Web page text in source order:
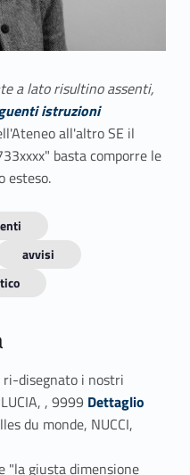
a lato risultino assenti,
istruzioni
all'altro SE il
basta comporre le
esteso.
avvisi
ri-disegnato i nostri
, 9999 Link identifier #identifier_person_197682-1Dettaglio
du monde, NUCCI,
"la giusta dimensione